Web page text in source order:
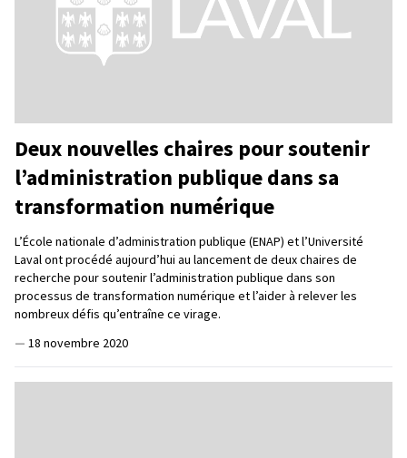
Deux nouvelles chaires pour soutenir
l’administration publique dans sa
transformation numérique
L’École nationale d’administration publique (ENAP) et l’Université
Laval ont procédé aujourd’hui au lancement de deux chaires de
recherche pour soutenir l’administration publique dans son
processus de transformation numérique et l’aider à relever les
nombreux défis qu’entraîne ce virage.
— 18 novembre 2020